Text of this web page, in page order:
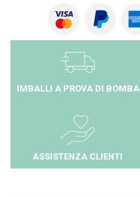
IMBALLI A PROVA DI BOMBA
ASSISTENZA CLIENTI